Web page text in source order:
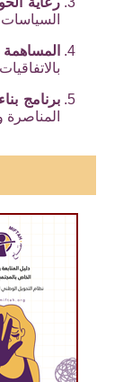
برنامج
المناصرة